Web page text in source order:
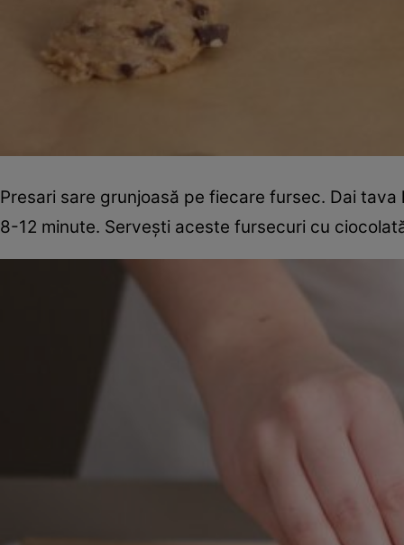
Presari sare grunjoasă pe fiecare fursec. Dai
8-12 minute. Serveşti aceste fursecuri cu